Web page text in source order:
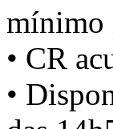
mínimo
• CR
•